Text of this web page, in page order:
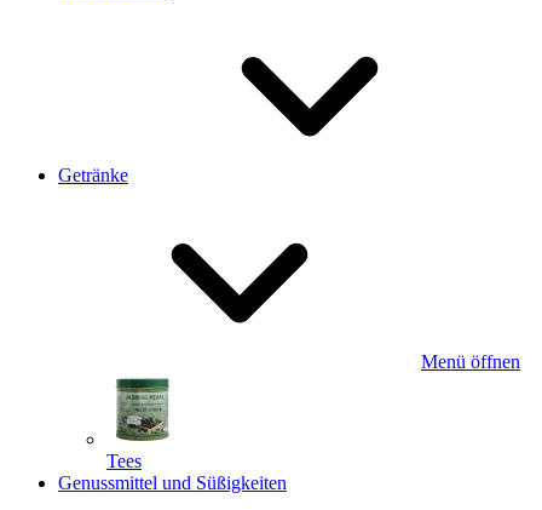
Getränke
Menü öffnen
Tees
Genussmittel und Süßigkeiten